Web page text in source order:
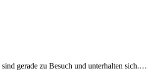
sind gerade zu Besuch und unterhalten sich.…